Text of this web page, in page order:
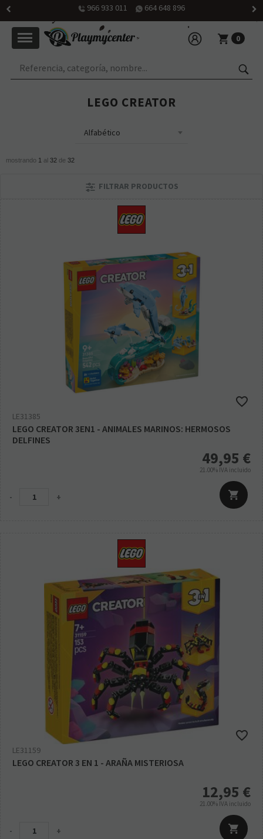
Horario: martes a viernes de 10h30 a 14h y de 16h30 a 20h; sábado
de 10h30 a 14 h
0
LEGO CREATOR
mostrando 1 al 32 de 32
FILTRAR PRODUCTOS
LE31385
LEGO CREATOR 3EN1 - ANIMALES MARINOS: HERMOSOS
DELFINES
49,95 €
21.00% IVA incluido
- +
LE31159
LEGO CREATOR 3 EN 1 - ARAÑA MISTERIOSA
12,95 €
21.00% IVA incluido
- +